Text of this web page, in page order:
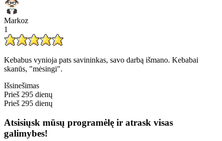
Markoz
1
Kebabus vynioja pats savininkas, savo darbą išmano. Kebabai
skanūs, "mėsingi".
Išsinešimas
Prieš 295 dienų
Prieš 295 dienų
Atsisiųsk mūsų programėlę ir atrask visas
galimybes!